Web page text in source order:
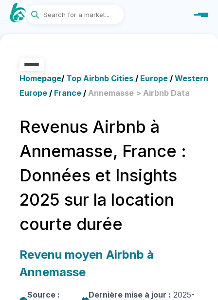
Homepage/ Top Airbnb Cities / Europe / Western
Europe / France / Annemasse > Airbnb Data
Revenus Airbnb à
Annemasse, France :
Données et Insights
2025 sur la location
courte durée
Revenu moyen Airbnb à
Annemasse
Source :
Dernière mise à jour : 2025-